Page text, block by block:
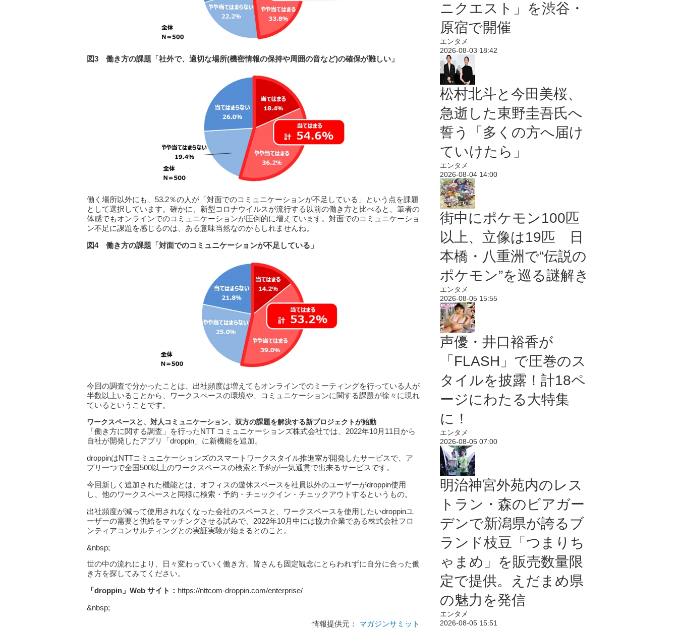
図3 働き方の課題「社外で、適切な場所(機密情報の保持や周囲の音など)の確保が難しい」
働く場所以外にも、53.2％の人が「対面でのコミュニケーションが不足している」という点を課題
として選択しています。確かに、新型コロナウイルスが流行する以前の働き方と比べると、筆者の
体感でもオンラインでのコミュニケーションが圧倒的に増えています。対面でのコミュニケーショ
ン不足に課題を感じるのは、ある意味当然なのかもしれませんね。
図4 働き方の課題「対面でのコミュニケーションが不足している」
今回の調査で分かったことは、出社頻度は増えてもオンラインでのミーティングを行っている人が
半数以上いることから、ワークスペースの環境や、コミュニケーションに関する課題が徐々に現れ
ているということです。
ワークスペースと、対人コミュニケーション、双方の課題を解決する新プロジェクトが始動
「働き方に関する調査」を行ったNTT コミュニケーションズ株式会社では、2022年10月11日から
自社が開発したアプリ「droppin」に新機能を追加。
droppinはNTTコミュニケーションズのスマートワークスタイル推進室が開発したサービスで、ア
プリ一つで全国500以上のワークスペースの検索と予約が一気通貫で出来るサービスです。
今回新しく追加された機能とは、オフィスの遊休スペースを社員以外のユーザーがdroppin使用
し、他のワークスペースと同様に検索・予約・チェックイン・チェックアウトするというもの。
出社頻度が減って使用されなくなった会社のスペースと、ワークスペースを使用したいdroppinユ
ーザーの需要と供給をマッチングさせる試みで、2022年10月中には協力企業である株式会社フロ
ンティアコンサルティングとの実証実験が始まるとのこと。
&nbsp;
世の中の流れにより、日々変わっていく働き方。皆さんも固定観念にとらわれずに自分に合った働
き方を探してみてください。
「droppin」Web サイト： https://nttcom-droppin.com/enterprise/
&nbsp;
情報提供元： マガジンサミット
ニクエスト」を渋谷・
原宿で開催
エンタメ
2026-08-03 18:42
松村北斗と今田美桜、
急逝した東野圭吾氏へ
誓う「多くの方へ届け
ていけたら」
エンタメ
2026-08-04 14:00
街中にポケモン100匹
以上、立像は19匹 日
本橋・八重洲で“伝説の
ポケモン”を巡る謎解き
エンタメ
2026-08-05 15:55
声優・井口裕香が
「FLASH」で圧巻のス
タイルを披露！計18ペ
ージにわたる大特集
に！
エンタメ
2026-08-05 07:00
明治神宮外苑内のレス
トラン・森のビアガー
デンで新潟県が誇るブ
ランド枝豆「つまりち
ゃまめ」を販売数量限
定で提供。えだまめ県
の魅力を発信
エンタメ
2026-08-05 15:51